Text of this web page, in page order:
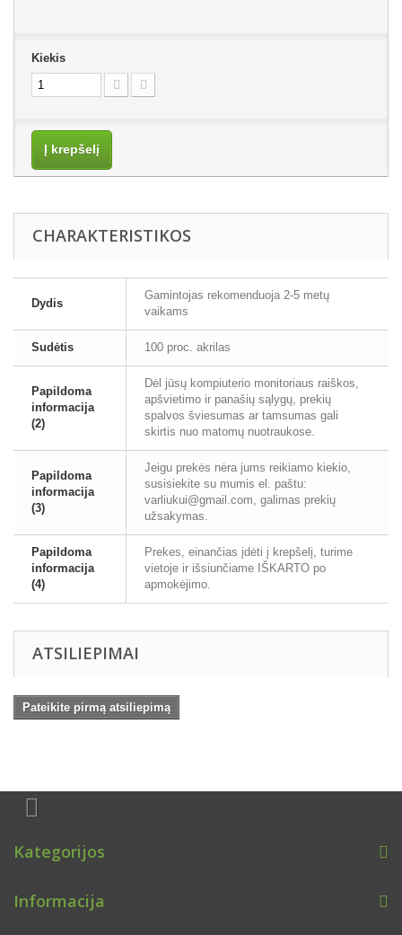
Kiekis
Į krepšelį
CHARAKTERISTIKOS
Dydis
Gamintojas rekomenduoja 2-5 metų
vaikams
Sudėtis 100 proc. akrilas
Papildoma
informacija
(2)
Dėl jūsų kompiuterio monitoriaus raiškos,
apšvietimo ir panašių sąlygų, prekių
spalvos šviesumas ar tamsumas gali
skirtis nuo matomų nuotraukose.
Papildoma
informacija
(3)
Jeigu prekės nėra jums reikiamo kiekio,
susisiekite su mumis el. paštu:
varliukui@gmail.com, galimas prekių
užsakymas.
Papildoma
informacija
(4)
Prekes, einančias įdėti į krepšelį, turime
vietoje ir išsiunčiame IŠKARTO po
apmokėjimo.
ATSILIEPIMAI
Pateikite pirmą atsiliepimą
Kategorijos
Informacija